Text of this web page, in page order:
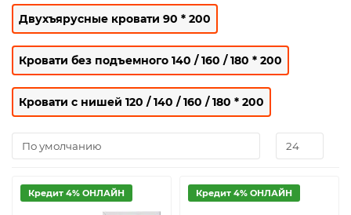
Двухъярусные кровати 90 * 200
Кровати без подъемного 140 / 160 / 180 * 200
Кровати с нишей 120 / 140 / 160 / 180 * 200
Кредит 4% ОНЛАЙН Кредит 4% ОНЛАЙН